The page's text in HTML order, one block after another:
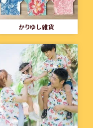
かりゆし雑貨